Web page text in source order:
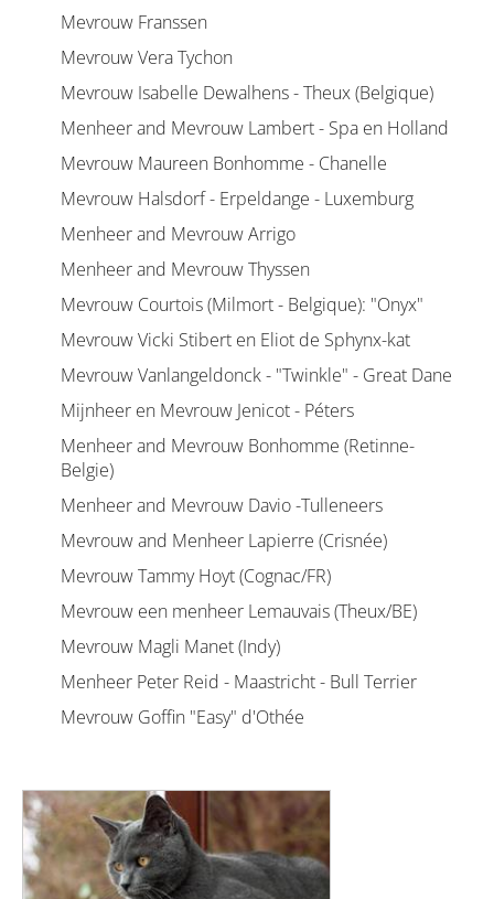
Mevrouw Franssen
Mevrouw Vera Tychon
Mevrouw Isabelle Dewalhens - Theux (Belgique)
Menheer and Mevrouw Lambert - Spa en Holland
Mevrouw Maureen Bonhomme - Chanelle
Mevrouw Halsdorf - Erpeldange - Luxemburg
Menheer and Mevrouw Arrigo
Menheer and Mevrouw Thyssen
Mevrouw Courtois (Milmort - Belgique): "Onyx"
Mevrouw Vicki Stibert en Eliot de Sphynx-kat
Mevrouw Vanlangeldonck - "Twinkle" - Great Dane
Mijnheer en Mevrouw Jenicot - Péters
Menheer and Mevrouw Bonhomme (Retinne-
Belgie)
Menheer and Mevrouw Davio -Tulleneers
Mevrouw and Menheer Lapierre (Crisnée)
Mevrouw Tammy Hoyt (Cognac/FR)
Mevrouw een menheer Lemauvais (Theux/BE)
Mevrouw Magli Manet (Indy)
Menheer Peter Reid - Maastricht - Bull Terrier
Mevrouw Goffin "Easy" d'Othée